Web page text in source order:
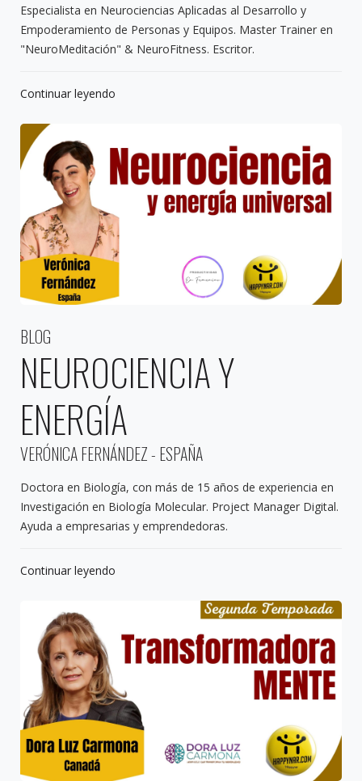
Especialista en Neurociencias Aplicadas al Desarrollo y
Empoderamiento de Personas y Equipos. Master Trainer en
"NeuroMeditación" & NeuroFitness. Escritor.
Continuar leyendo
BLOG
NEUROCIENCIA Y
ENERGÍA
VERÓNICA FERNÁNDEZ - ESPAÑA
Doctora en Biología, con más de 15 años de experiencia en
Investigación en Biología Molecular. Project Manager Digital.
Ayuda a empresarias y emprendedoras.
Continuar leyendo